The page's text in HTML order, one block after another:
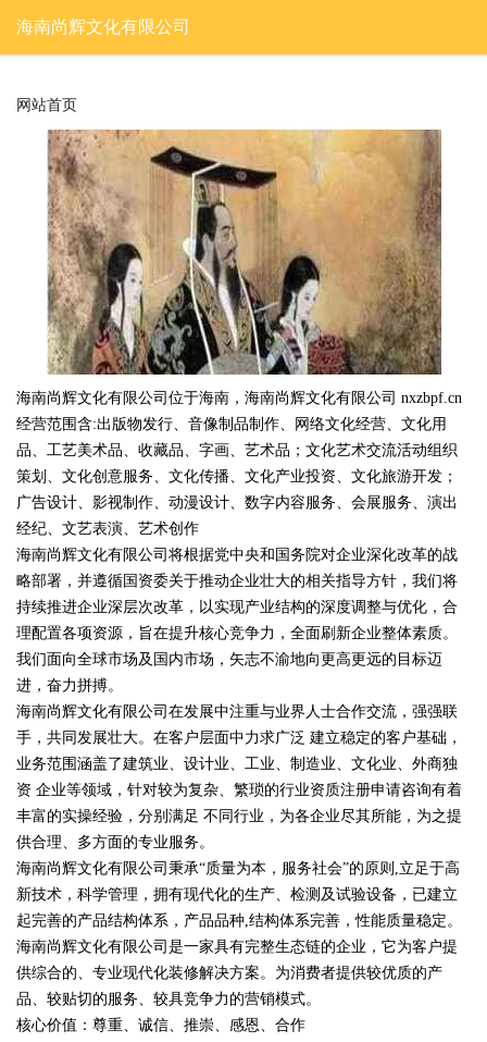
海南尚辉文化有限公司
网站首页
海南尚辉文化有限公司位于海南，海南尚辉文化有限公司 nxzbpf.cn
经营范围含:出版物发行、音像制品制作、网络文化经营、文化用
品、工艺美术品、收藏品、字画、艺术品；文化艺术交流活动组织
策划、文化创意服务、文化传播、文化产业投资、文化旅游开发；
广告设计、影视制作、动漫设计、数字内容服务、会展服务、演出
经纪、文艺表演、艺术创作
海南尚辉文化有限公司将根据党中央和国务院对企业深化改革的战
略部署，并遵循国资委关于推动企业壮大的相关指导方针，我们将
持续推进企业深层次改革，以实现产业结构的深度调整与优化，合
理配置各项资源，旨在提升核心竞争力，全面刷新企业整体素质。
我们面向全球市场及国内市场，矢志不渝地向更高更远的目标迈
进，奋力拼搏。
海南尚辉文化有限公司在发展中注重与业界人士合作交流，强强联
手，共同发展壮大。在客户层面中力求广泛 建立稳定的客户基础，
业务范围涵盖了建筑业、设计业、工业、制造业、文化业、外商独
资 企业等领域，针对较为复杂、繁琐的行业资质注册申请咨询有着
丰富的实操经验，分别满足 不同行业，为各企业尽其所能，为之提
供合理、多方面的专业服务。
海南尚辉文化有限公司秉承“质量为本，服务社会”的原则,立足于高
新技术，科学管理，拥有现代化的生产、检测及试验设备，已建立
起完善的产品结构体系，产品品种,结构体系完善，性能质量稳定。
海南尚辉文化有限公司是一家具有完整生态链的企业，它为客户提
供综合的、专业现代化装修解决方案。为消费者提供较优质的产
品、较贴切的服务、较具竞争力的营销模式。
核心价值：尊重、诚信、推崇、感恩、合作